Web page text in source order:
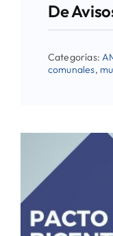
Aplicaciones
De
Categorías:
comunales,